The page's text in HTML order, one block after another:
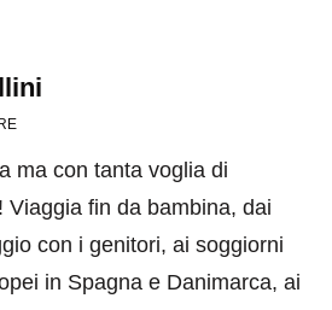
ma con tanta voglia di
Viaggia fin da bambina, dai
con i genitori, ai soggiorni
in Spagna e Danimarca, ai